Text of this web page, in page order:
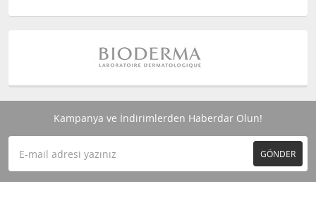
Kampanya ve İndirimlerden Haberdar Olun!
GÖNDER